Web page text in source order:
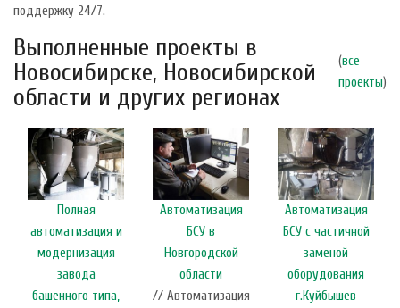
поддержку 24/7.
Выполненные проекты в
Новосибирске, Новосибирской
области и других регионах
(все
проекты)
Полная
автоматизация и
модернизация
завода
башенного типа,
Автоматизация
БСУ в
Новгородской
области
// Автоматизация
Автоматизация
БСУ с частичной
заменой
оборудования
г.Куйбышев